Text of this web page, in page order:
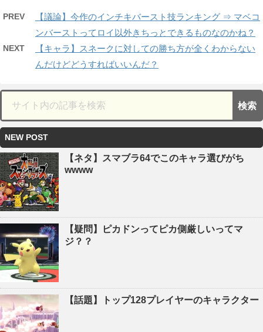
PREV
【議論】今作のインチキバースト技ランキング ⇒ マベコ
ンバーストってロイ以外きちっとできるものなのかね？
NEXT
【キャラ】スネークに対しての勝ち方が全くわからない
んだけどどうすればいいんだ？
NEW POST
【ネタ】スマブラ64でこのキャラ選びがち
wwww
【疑問】ピカドンってピカ側厳しいってマ
ジ？？
【話題】トップ128プレイヤーのキャラクター